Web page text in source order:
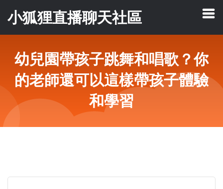
小狐狸直播聊天社區
幼兒園帶孩子跳舞和唱歌？你
的老師還可以這樣帶孩子體驗
和學習